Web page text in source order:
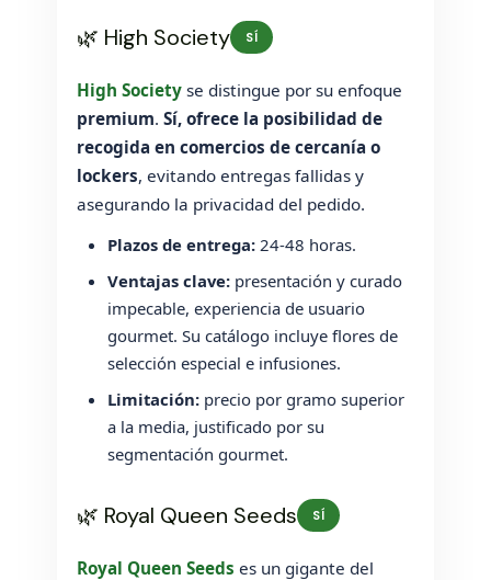
🌿 High Society SÍ
High Society se distingue por su enfoque
premium.Sí, ofrece la posibilidad de
recogida en comercios de cercanía o
lockers, evitando entregas fallidas y
asegurando la privacidad del pedido.
Plazos de entrega: 24-48 horas.
Ventajas clave: presentación y curado
impecable, experiencia de usuario
gourmet. Su catálogo incluye flores de
selección especial e infusiones.
Limitación: precio por gramo superior
a la media, justificado por su
segmentación gourmet.
🌿 Royal Queen Seeds SÍ
Royal Queen Seeds es un gigante del